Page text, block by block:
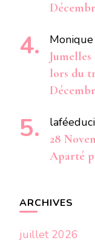
lors du
28
Aparté
ARCHIVES
juillet 2026